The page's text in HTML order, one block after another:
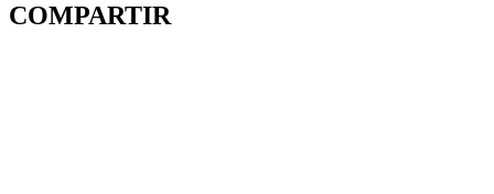
COMPARTIR